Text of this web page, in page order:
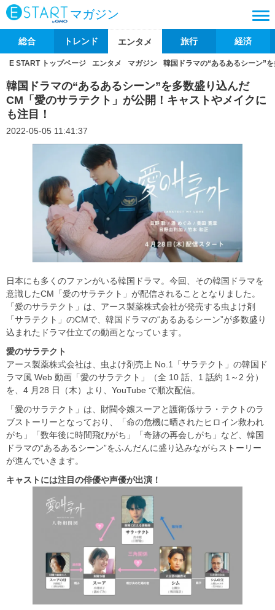
マガジン
総合 トレンド エンタメ 旅行 経済
E START トップページ エンタメ マガジン 韓国ドラマの“あるあるシーン”
韓国ドラマの“あるあるシーン”を多数盛り込んだ
CM「愛のサラテクト」が公開！キャストやメイクに
も注目！
2022-05-05 11:41:37
日本にも多くのファンがいる韓国ドラマ。今回、その韓国ドラマを
意識したCM「愛のサラテクト」が配信されることとなりました。
「愛のサラテクト」は、アース製薬株式会社が発売する虫よけ剤
「サラテクト」のCMで、韓国ドラマの“あるあるシーン”が多数盛り
込まれたドラマ仕立ての動画となっています。
愛のサラテクト
アース製薬株式会社は、虫よけ剤売上 No.1「サラテクト」の韓国ド
ラマ風 Web 動画「愛のサラテクト」（全 10 話、1 話約 1～2 分）
を、4 月28 日（木）より、YouTube で順次配信。
「愛のサラテクト」は、財閥令嬢スーアと護衛係サラ・テクトのラ
ブストーリーとなっており、「命の危機に晒されたヒロイン救われ
がち」「数年後に時間飛びがち」「奇跡の再会しがち」など、韓国
ドラマの“あるあるシーン”をふんだんに盛り込みながらストーリー
が進んでいきます。
キャストには注目の俳優や声優が出演！